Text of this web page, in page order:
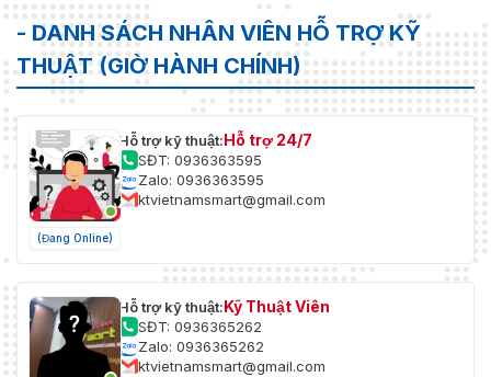
- DANH SÁCH NHÂN VIÊN HỖ TRỢ KỸ
THUẬT (GIỜ HÀNH CHÍNH)
(Đang Online)
Hỗ trợ kỹ thuật:Hỗ trợ 24/7
SĐT: 0936363595
Zalo: 0936363595
ktvietnamsmart@gmail.com
Hỗ trợ kỹ thuật:Kỹ Thuật Viên
SĐT: 0936365262
Zalo: 0936365262
ktvietnamsmart@gmail.com